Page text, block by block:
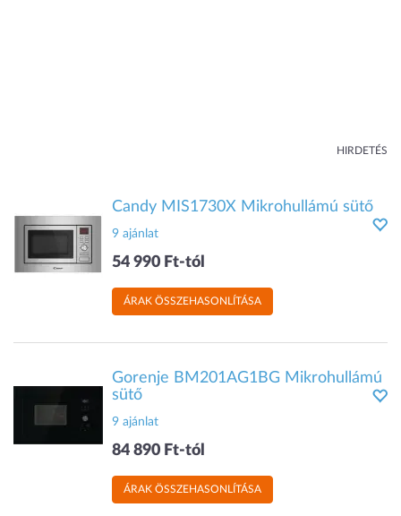
HIRDETÉS
Candy MIS1730X Mikrohullámú sütő
9 ajánlat
54 990 Ft-tól
ÁRAK ÖSSZEHASONLÍTÁSA
Gorenje BM201AG1BG Mikrohullámú
sütő
9 ajánlat
84 890 Ft-tól
ÁRAK ÖSSZEHASONLÍTÁSA